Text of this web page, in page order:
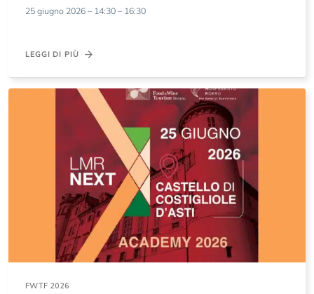
25 giugno 2026 – 14:30 – 16:30
LEGGI DI PIÙ
FWTF 2026